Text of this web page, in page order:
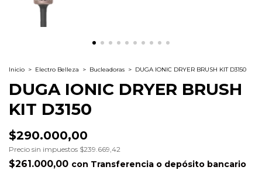
Inicio > Electro Belleza > Bucleadoras > DUGA IONIC DRYER BRUSH KIT D3150
DUGA IONIC DRYER BRUSH
KIT D3150
$290.000,00
Precio sin impuestos $239.669,42
$261.000,00 con Transferencia o depósito bancario